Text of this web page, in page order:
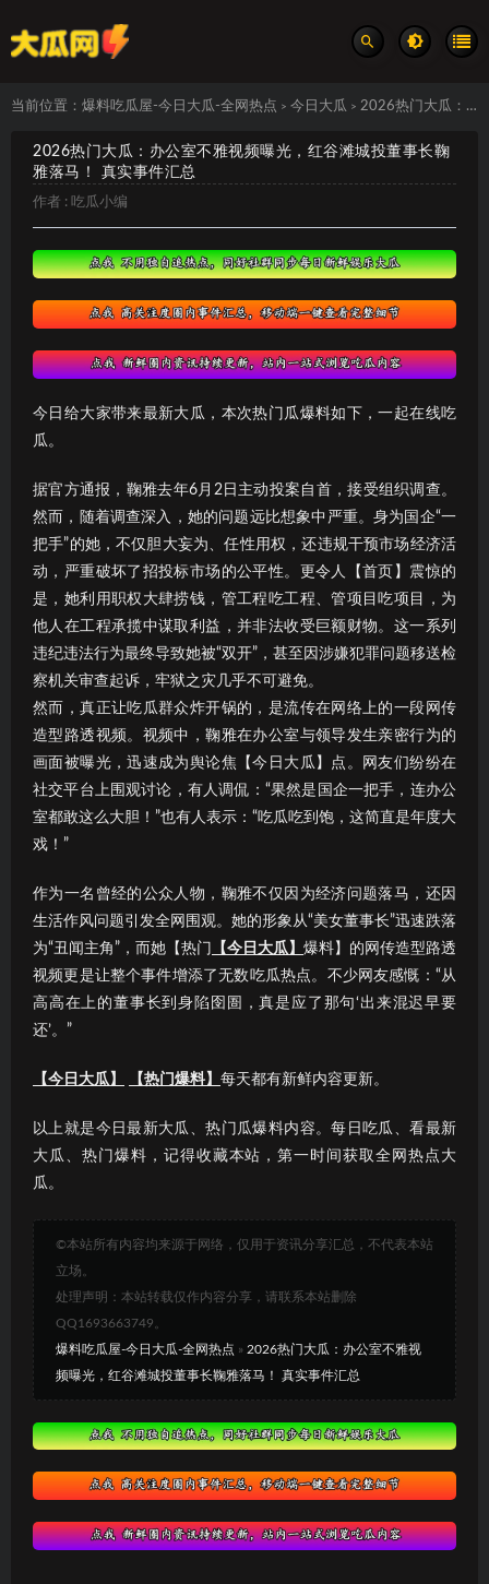
当前位置： 爆料吃瓜屋-今日大瓜-全网热点 > 今日大瓜 > 2026热门大瓜：办公室不雅视频曝光，红谷滩城投董事长鞠雅落马！ 真实事件汇总
2026热门大瓜：办公室不雅视频曝光，红谷滩城投董事长鞠
雅落马！ 真实事件汇总
作者 : 吃瓜小编
今日给大家带来最新大瓜，本次热门瓜爆料如下，一起在线吃
瓜。
据官方通报，鞠雅去年6月2日主动投案自首，接受组织调查。
然而，随着调查深入，她的问题远比想象中严重。身为国企“一
把手”的她，不仅胆大妄为、任性用权，还违规干预市场经济活
动，严重破坏了招投标市场的公平性。更令人【首页】震惊的
是，她利用职权大肆捞钱，管工程吃工程、管项目吃项目，为
他人在工程承揽中谋取利益，并非法收受巨额财物。这一系列
违纪违法行为最终导致她被“双开”，甚至因涉嫌犯罪问题移送检
察机关审查起诉，牢狱之灾几乎不可避免。
然而，真正让吃瓜群众炸开锅的，是流传在网络上的一段网传
造型路透视频。视频中，鞠雅在办公室与领导发生亲密行为的
画面被曝光，迅速成为舆论焦【今日大瓜】点。网友们纷纷在
社交平台上围观讨论，有人调侃：“果然是国企一把手，连办公
室都敢这么大胆！”也有人表示：“吃瓜吃到饱，这简直是年度大
戏！”
作为一名曾经的公众人物，鞠雅不仅因为经济问题落马，还因
生活作风问题引发全网围观。她的形象从“美女董事长”迅速跌落
为“丑闻主角”，而她【热门
【今日大瓜】 爆料】的网传造型路透
视频更是让整个事件增添了无数吃瓜热点。不少网友感慨：“从
高高在上的董事长到身陷囹圄，真是应了那句‘出来混迟早要
还’。”
【今日大瓜】 【热门爆料】 每天都有新鲜内容更新。
以上就是今日最新大瓜、热门瓜爆料内容。每日吃瓜、看最新
大瓜、热门爆料，记得收藏本站，第一时间获取全网热点大
瓜。
©本站所有内容均来源于网络，仅用于资讯分享汇总，不代表本站
立场。
处理声明：本站转载仅作内容分享，请联系本站删除
QQ1693663749。
爆料吃瓜屋-今日大瓜-全网热点 » 2026热门大瓜：办公室不雅视
频曝光，红谷滩城投董事长鞠雅落马！ 真实事件汇总